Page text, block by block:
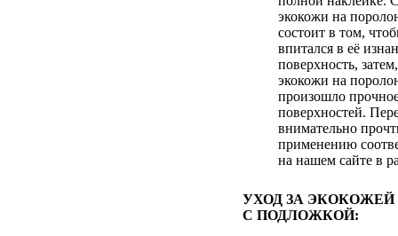
экокожи на
состоит в том,
впитался в её
поверхность,
экокожи на
произошло
поверхностей.
внимательно
применению
на нашем сайте в
УХОД ЗА
С ПОДЛОЖКОЙ: